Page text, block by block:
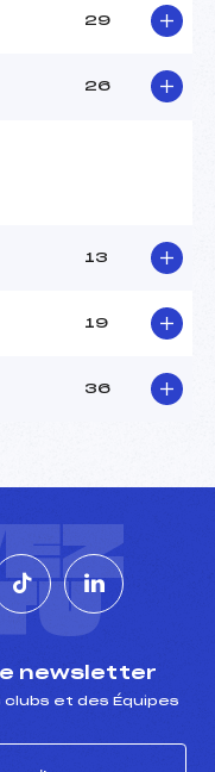
29
26
13
19
36
newsletter
clubs et des Équipes